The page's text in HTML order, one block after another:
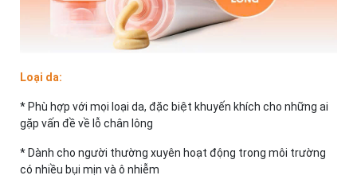
Loại da:
* Phù hợp với mọi loại da, đặc biệt khuyến khích cho những ai
gặp vấn đề về lỗ chân lông
* Dành cho người thường xuyên hoạt động trong môi trường
có nhiều bụi mịn và ô nhiễm